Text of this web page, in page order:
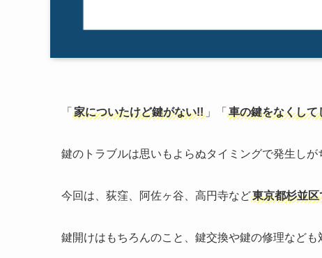
「 家についたけど鍵がない!! 」「 車の鍵をなくして
鍵のトラブルは思いもよらぬタイミングで発生しが
今回は、荻窪、阿佐ヶ谷、高円寺など東京都杉並
鍵開けはもちろんのこと、鍵交換や鍵の修理なども